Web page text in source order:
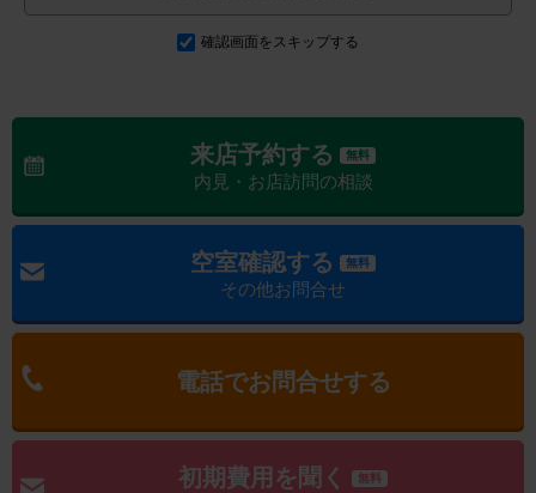
確認画面をスキップする
来店予約する 無料
内見・お店訪問の相談
空室確認する 無料
その他お問合せ
電話でお問合せする
初期費用を聞く 無料